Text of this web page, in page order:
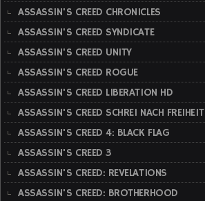
ASSASSIN'S CREED CHRONICLES
ASSASSIN'S CREED SYNDICATE
ASSASSIN'S CREED UNITY
ASSASSIN'S CREED ROGUE
ASSASSIN'S CREED LIBERATION HD
ASSASSIN'S CREED SCHREI NACH FREIHEIT
ASSASSIN'S CREED 4: BLACK FLAG
ASSASSIN'S CREED 3
ASSASSIN'S CREED: REVELATIONS
ASSASSIN'S CREED: BROTHERHOOD